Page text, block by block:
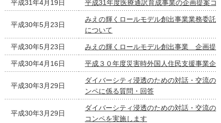
平成31年4月19日 平成31年度医療通訳育成事業の企画提案コ
平成30年5月23日
みえの輝くロールモデル創出事業業務委託
について
平成30年5月23日 みえの輝くロールモデル創出事業 企画提
平成30年4月16日 平成３０年度災害時外国人住民支援事業企
平成30年3月29日
ダイバーシティ浸透のための対話・交流の
ンペに係る質問・回答
平成30年3月29日
ダイバーシティ浸透のための対話・交流
コンペを実施します